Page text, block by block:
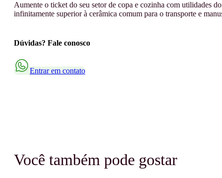
Aumente o ticket do seu setor de copa e cozinha com utilidades
infinitamente superior à cerâmica comum para o transporte e
Dúvidas? Fale conosco
Entrar em contato
Você também pode gostar